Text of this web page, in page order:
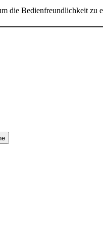
die Bedienfreundlichkeit zu